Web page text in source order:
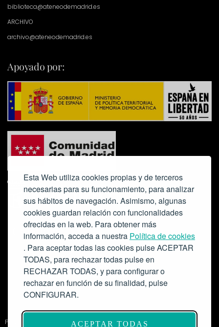
Esta Web utiliza cookies propias y de terceros
necesarias para su funcionamiento, para analizar
sus hábitos de navegación. Asimismo, algunas
cookies guardan relación con funcionalidades
ofrecidas en la web. Para obtener más
información, acceda a nuestra Política de cookies
. Para aceptar todas las cookies pulse ACEPTAR
TODAS, para rechazar todas pulse en
RECHAZAR TODAS, y para configurar o
rechazar en función de su finalidad, pulse
CONFIGURAR.
ACEPTAR TODAS
biblioteca@ateneodemadrid.es
ARCHIVO
archivo@ateneodemadrid.es
Apoyado por:
Colabora:
Proyecto de modernización de infraestructuras y digitalización del